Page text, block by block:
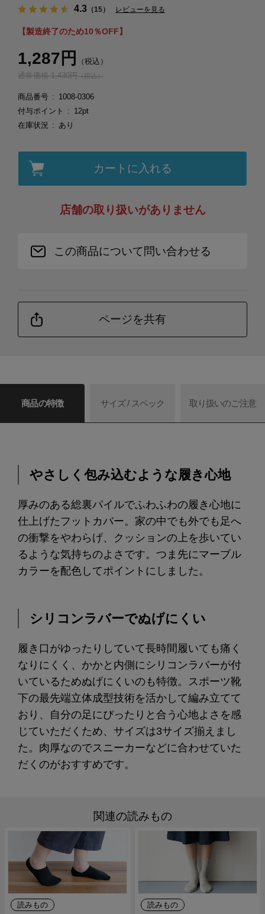
4.3（15） レビューを見る
【製造終了のため10％OFF】
1,287円
（税込）
通常価格 1,430円（税込）
商品番号
1008-0306
付与ポイント
12pt
在庫状況
あり
カートに入れる
店舗の取り扱いがありません
この商品について問い合わせる
ページを共有
商品の特徴 サイズ / スペック 取り扱いのご注意
やさしく包み込むような履き心地
厚みのある総裏パイルでふわふわの履き心地に
仕上げたフットカバー。家の中でも外でも足へ
の衝撃をやわらげ、クッションの上を歩いてい
るような気持ちのよさです。つま先にマーブル
カラーを配色してポイントにしました。
シリコンラバーでぬげにくい
履き口がゆったりしていて長時間履いても痛く
なりにくく、かかと内側にシリコンラバーが付
いているためぬげにくいのも特徴。スポーツ靴
下の最先端立体成型技術を活かして編み立てて
おり、自分の足にぴったりと合う心地よさを感
じていただくため、サイズは3サイズ揃えまし
た。肉厚なのでスニーカーなどに合わせていた
だくのがおすすめです。
関連の読みもの
読みもの 読みもの